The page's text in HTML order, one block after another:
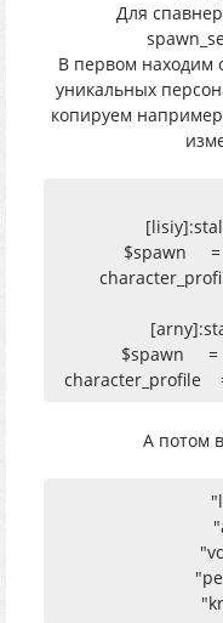
Для
В первом находим
уникальных
копируем например
$spawn =
$spawn =
character_profile
А потом